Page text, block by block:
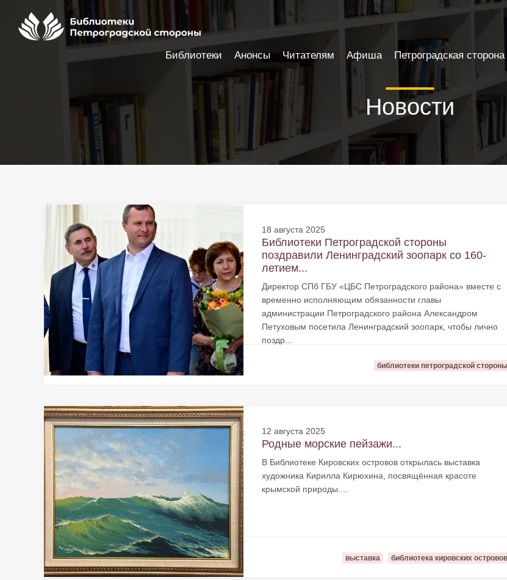
Новости
18 августа 2025
Библиотеки Петроградской стороны
поздравили Ленинградский зоопарк со 160-
летием...
Директор СПб ГБУ «ЦБС Петроградского района» вместе с
временно исполняющим обязанности главы
администрации Петроградского района Александром
Петуховым посетила Ленинградский зоопарк, чтобы лично
поздр...
библиотеки петроградской стороны
12 августа 2025
Родные морские пейзажи...
В Библиотеке Кировских островов открылась выставка
художника Кирилла Кирюхина, посвящённая красоте
крымской природы....
выставка библиотека кировских островов
Библиотеки Анонсы Читателям Афиша Петроградская сторона
Настройки доступности